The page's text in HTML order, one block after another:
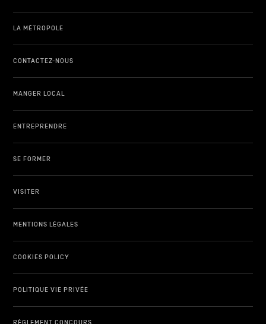
LA MÉTROPOLE
CONTACTEZ-NOUS
MANGER LOCAL
ENTREPRENDRE
SE FORMER
VISITER
MENTIONS LÉGALES
COOKIES POLICY
POLITIQUE VIE PRIVÉE
RÈGLEMENT CONCOURS